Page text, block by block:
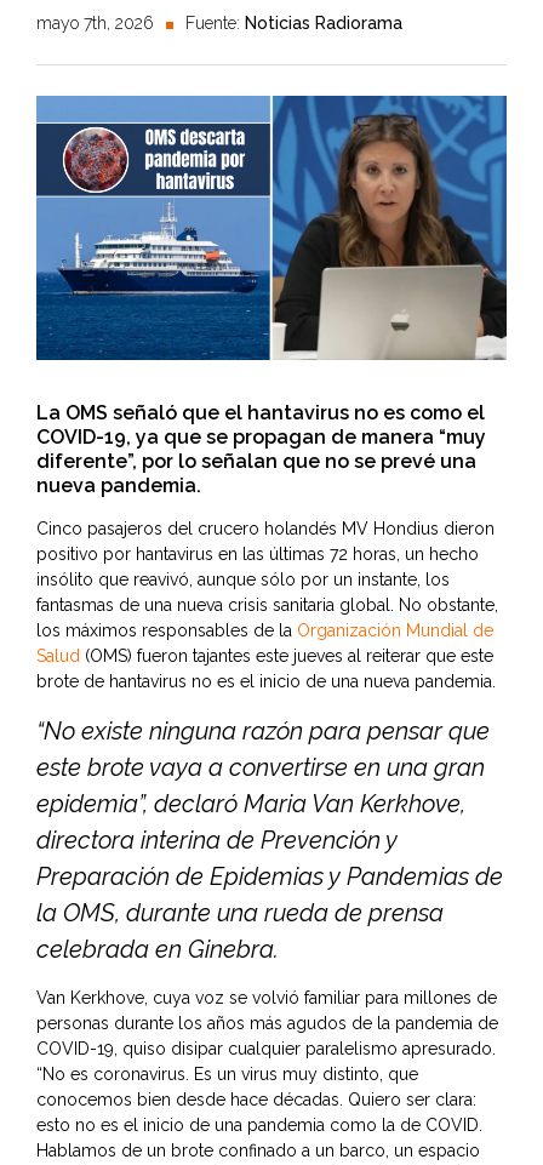
mayo 7th, 2026 Fuente: Noticias Radiorama
La OMS señaló que el hantavirus no es como el
COVID-19, ya que se propagan de manera “muy
diferente”, por lo señalan que no se prevé una
nueva pandemia.
Cinco pasajeros del crucero holandés MV Hondius dieron
positivo por hantavirus en las últimas 72 horas, un hecho
insólito que reavivó, aunque sólo por un instante, los
fantasmas de una nueva crisis sanitaria global. No obstante,
los máximos responsables de la Organización Mundial de
Salud (OMS) fueron tajantes este jueves al reiterar que este
brote de hantavirus no es el inicio de una nueva pandemia.
“No existe ninguna razón para pensar que
este brote vaya a convertirse en una gran
epidemia”, declaró Maria Van Kerkhove,
directora interina de Prevención y
Preparación de Epidemias y Pandemias de
la OMS, durante una rueda de prensa
celebrada en Ginebra.
Van Kerkhove, cuya voz se volvió familiar para millones de
personas durante los años más agudos de la pandemia de
COVID-19, quiso disipar cualquier paralelismo apresurado.
“No es coronavirus. Es un virus muy distinto, que
conocemos bien desde hace décadas. Quiero ser clara:
esto no es el inicio de una pandemia como la de COVID.
Hablamos de un brote confinado a un barco, un espacio